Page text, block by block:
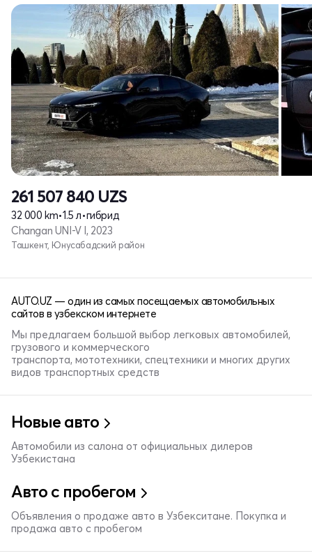
261 507 840 UZS
32 000 km•1.5 л•гибрид
Changan UNI-V I, 2023
Ташкент, Юнусабадский район
AUTO.UZ — один из самых посещаемых автомобильных
сайтов в узбекском интернете
Мы предлагаем большой выбор легковых автомобилей,
грузового и коммерческого
транспорта, мототехники, спецтехники и многих других
видов транспортных средств
Новые авто
Автомобили из салона от официальных дилеров
Узбекистана
Авто с пробегом
Объявления о продаже авто в Узбекситане. Покупка и
продажа авто с пробегом